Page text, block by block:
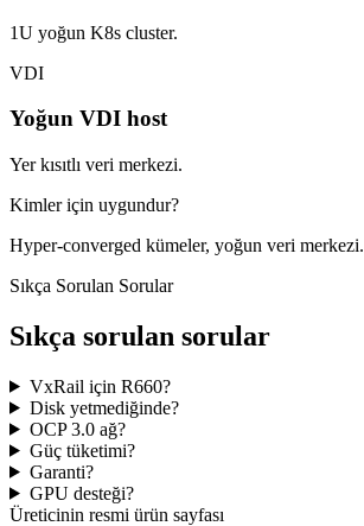
1U yoğun K8s cluster.
VDI
Yoğun VDI host
Yer kısıtlı veri merkezi.
Kimler için uygundur?
Hyper-converged kümeler, yoğun veri merkezi.
Sıkça Sorulan Sorular
Sıkça sorulan sorular
VxRail için R660?
Disk yetmediğinde?
OCP 3.0 ağ?
Güç tüketimi?
Garanti?
GPU desteği?
Üreticinin resmi ürün sayfası